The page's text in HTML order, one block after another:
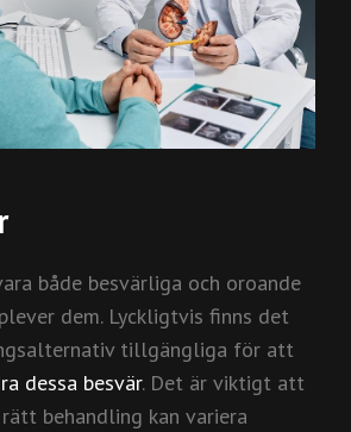
både besvärliga och oroande
dem. Lyckligtvis finns det
tillgängliga för att
dessa besvär. Det är viktigt att
behandling kan variera